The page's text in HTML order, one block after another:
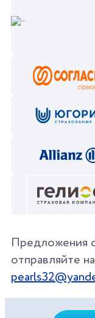
Предложения
отправляйте